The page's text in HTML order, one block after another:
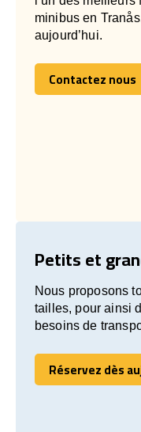
minibus en
aujourd’hui.
Contactez nous
Contactez nous
Petits et
Nous proposons
tailles, pour ainsi
besoins de
Réservez dès
Réservez dès